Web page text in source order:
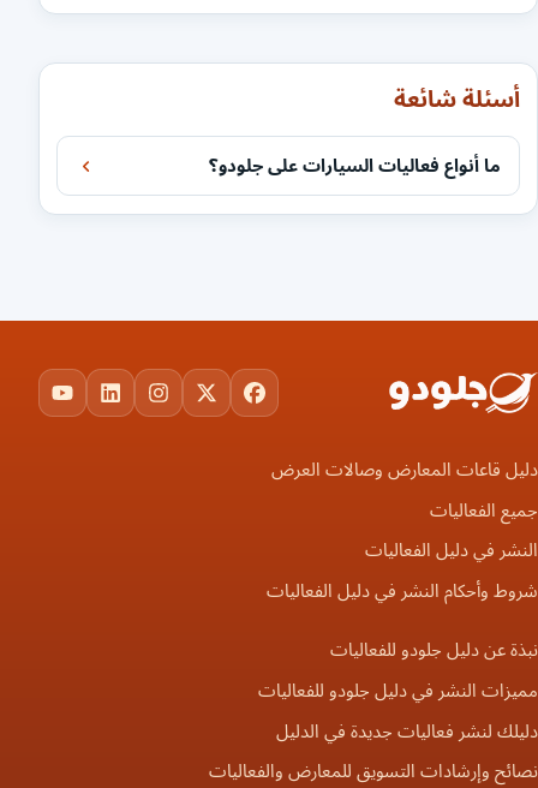
أسئلة شائعة
ما أنواع فعاليات السيارات على جلودو؟
Facebook
X
Instagram
LinkedIn
دليل قاعات المعارض وصالات العرض
جميع الفعاليات
النشر في دليل الفعاليات
شروط وأحكام النشر في دليل الفعاليات
نبذة عن دليل جلودو للفعاليات
مميزات النشر في دليل جلودو للفعاليات
دليلك لنشر فعاليات جديدة في الدليل
نصائح وإرشادات التسويق للمعارض والفعاليات